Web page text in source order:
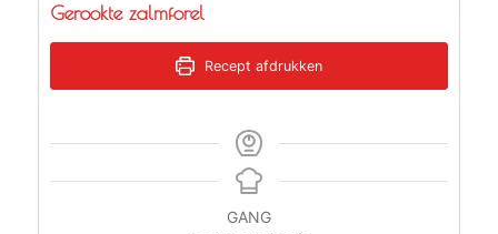
Gerookte zalmforel
Recept afdrukken
GANG